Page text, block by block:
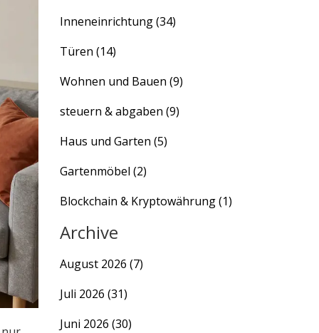
Inneneinrichtung(34)
Türen (14)
Wohnen und Bauen (9)
steuern & abgaben (9)
Haus und Garten (5)
Gartenmöbel (2)
Blockchain & Kryptowährung(1)
Archive
August 2026 (7)
Juli 2026 (31)
Juni 2026 (30)